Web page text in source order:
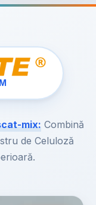
mix:Combină
de Celuloză